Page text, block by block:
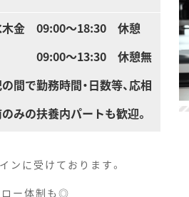
木金 09:00～18:30 休憩
～13:30 休憩無
間で勤務時間・日数等、応相
みの扶養内パートも歓迎。
に受けております。
ロー体制も◎